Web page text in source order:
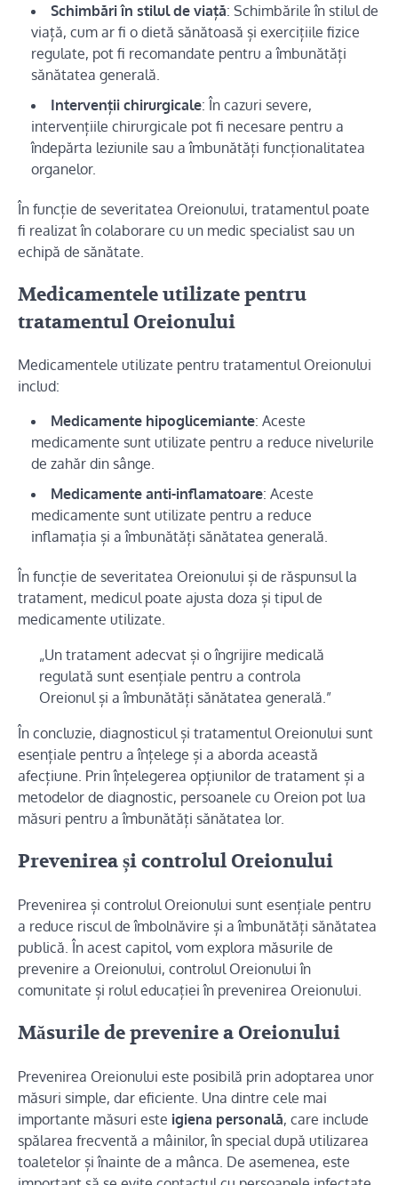
Schimbări în stilul de viață: Schimbările în stilul de
viață, cum ar fi o dietă sănătoasă și exercițiile fizice
regulate, pot fi recomandate pentru a îmbunătăți
sănătatea generală.
Intervenții chirurgicale: În cazuri severe,
intervențiile chirurgicale pot fi necesare pentru a
îndepărta leziunile sau a îmbunătăți funcționalitatea
organelor.
În funcție de severitatea Oreionului, tratamentul poate
fi realizat în colaborare cu un medic specialist sau un
echipă de sănătate.
Medicamentele utilizate pentru
tratamentul Oreionului
Medicamentele utilizate pentru tratamentul Oreionului
includ:
Medicamente hipoglicemiante: Aceste
medicamente sunt utilizate pentru a reduce nivelurile
de zahăr din sânge.
Medicamente anti-inflamatoare: Aceste
medicamente sunt utilizate pentru a reduce
inflamația și a îmbunătăți sănătatea generală.
În funcție de severitatea Oreionului și de răspunsul la
tratament, medicul poate ajusta doza și tipul de
medicamente utilizate.
„Un tratament adecvat și o îngrijire medicală
regulată sunt esențiale pentru a controla
Oreionul și a îmbunătăți sănătatea generală.”
În concluzie, diagnosticul și tratamentul Oreionului sunt
esențiale pentru a înțelege și a aborda această
afecțiune. Prin înțelegerea opțiunilor de tratament și a
metodelor de diagnostic, persoanele cu Oreion pot lua
măsuri pentru a îmbunătăți sănătatea lor.
Prevenirea și controlul Oreionului
Prevenirea și controlul Oreionului sunt esențiale pentru
a reduce riscul de îmbolnăvire și a îmbunătăți sănătatea
publică. În acest capitol, vom explora măsurile de
prevenire a Oreionului, controlul Oreionului în
comunitate și rolul educației în prevenirea Oreionului.
Măsurile de prevenire a Oreionului
Prevenirea Oreionului este posibilă prin adoptarea unor
măsuri simple, dar eficiente. Una dintre cele mai
importante măsuri este igiena personală, care include
spălarea frecventă a mâinilor, în special după utilizarea
toaletelor și înainte de a mânca. De asemenea, este